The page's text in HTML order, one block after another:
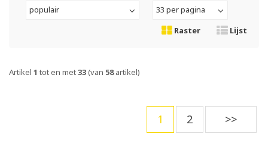
populair
33 per pagina
Raster
Lijst
Artikel 1 tot en met33(van 58artikel)
1 2 >>